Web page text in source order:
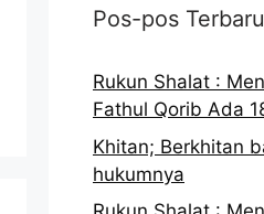
Pos-pos Terbaru
Rukun Shalat :
Fathul Qorib Ada
Khitan; Berkhitan
hukumnya